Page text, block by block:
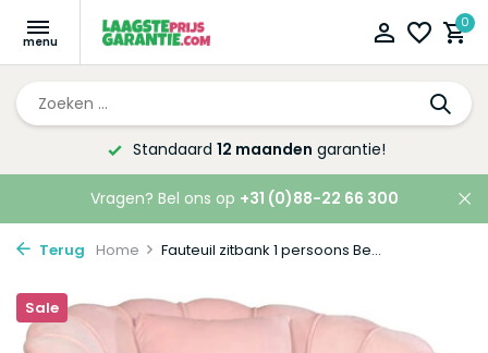
0
Standaard 12 maanden garantie!
Vragen? Bel ons op +31 (0)88-22 66 300
Terug Home Fauteuil zitbank 1 persoons Be...
Sale